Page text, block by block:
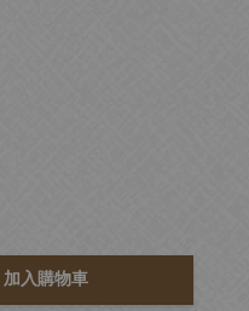
加入購物車